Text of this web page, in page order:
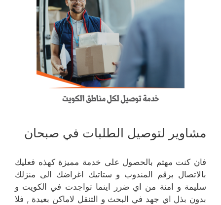
مشاوير لتوصيل الطلبات في صبحان
فان كنت مهتم بالحصول على خدمة مميزة كهذه فعليك
بالاتصال برقم المندوب و ستاتيك اغراضك الى منزلك
سليمة و امنة من اي ضرر اينما تواجدت في الكويت و
بدون بذل اي جهد في البحث و التنقل لاماكن بعيدة , فلا